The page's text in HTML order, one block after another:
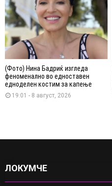
(Фото) Нина Бадриќ изгледа
феноменално во едноставен
едноделен костим за капење
19:01 - 8 август, 2026
ЛОКУМЧЕ